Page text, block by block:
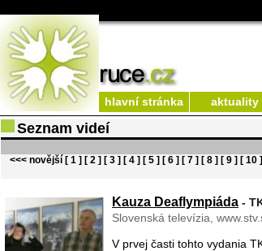
hlavní stránka aktuality
Seznam videí
<<< novější [ 1 ] [ 2 ] [ 3 ] [ 4 ] [ 5 ] [ 6 ] [ 7 ] [ 8 ] [ 9 ] [ 10 ]
Kauza Deaflympiáda -
Slovenská televízia,
V prvej časti tohto vydania